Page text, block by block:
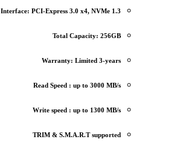
Interface: PCI-Express 3.0 x4, NVMe 1.3
Total Capacity: 256GB
Warranty: Limited 3-years
Read Speed : up to 3000 MB/s
Write speed : up to 1300 MB/s
TRIM & S.M.A.R.T supported